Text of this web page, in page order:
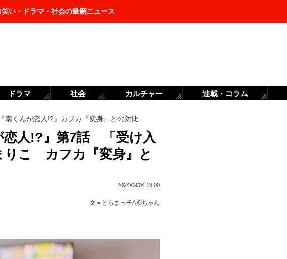
い・ドラマ・社会の最新ニュース
『南くんが恋人!?』カフカ『変身』との対比
恋人!?』第7話 「受け入
りこ カフカ『変身』と
2024/09/04 13:00
文＝ どらまっ子AKIちゃん
ドラマ 社会 カルチャー 連載・コラム